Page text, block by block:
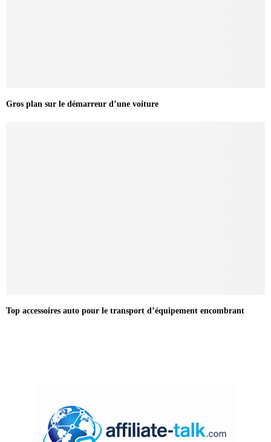
Gros plan sur le démarreur d’une voiture
Top accessoires auto pour le transport d’équipement encombrant